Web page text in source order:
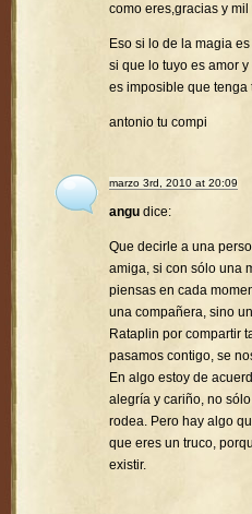
como eres,gracias y
Eso si lo de la magia
si que lo tuyo es amor
es imposible que tenga
antonio tu compi
marzo 3rd, 2010 at 20:09
angu dice:
Que decirle a una
amiga, si con sólo una
piensas en cada
una compañera, sino
Rataplin por compartir
pasamos contigo, se
En algo estoy de
alegría y cariño, no
rodea. Pero hay algo
que eres un truco,
existir.